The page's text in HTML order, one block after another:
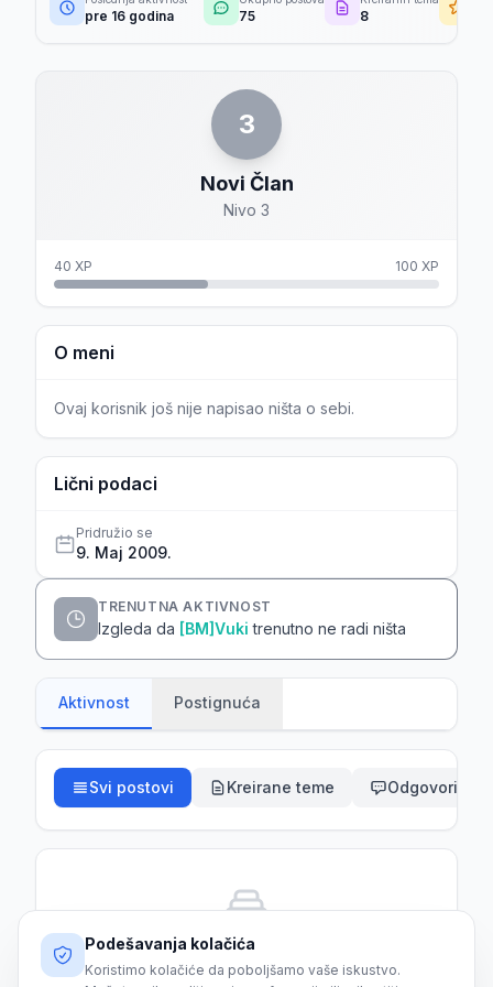
pre 16 godina 75 8
3
Novi Član
Nivo 3
40 XP 100 XP
O meni
Ovaj korisnik još nije napisao ništa o sebi.
Lični podaci
Pridružio se
9. Maj 2009.
TRENUTNA AKTIVNOST
Izgleda da [BM]Vuki trenutno ne radi ništa
Aktivnost Postignuća
Svi postovi Kreirane teme Odgovori
Još nema aktivnosti
Podešavanja kolačića
Koristimo kolačiće da poboljšamo vaše iskustvo.